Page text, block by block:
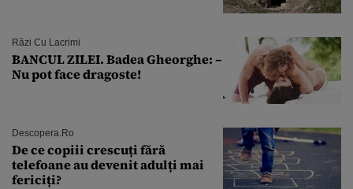
Râzi Cu Lacrimi
BANCUL ZILEI. Badea Gheorghe: –
Nu pot face dragoste!
Descopera.ro
De ce copiii crescuți fără
telefoane au devenit adulți mai
fericiți?